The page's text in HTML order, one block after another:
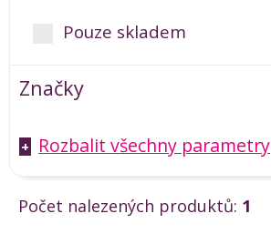
Pouze skladem
Značky
+ Rozbalit všechny parametry
Počet nalezených produktů: 1